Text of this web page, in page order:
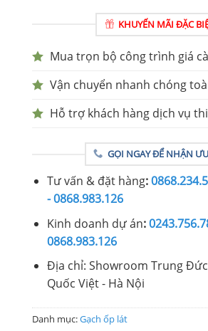
KHUYẾN MÃI ĐẶC
Mua trọn bộ công trình giá
Vận chuyển nhanh chóng
Hỗ trợ khách hàng dịch vụ
GỌI NGAY ĐỂ NHẬN
Tư vấn & đặt hàng:
- 0868.983.126
Kinh doanh dự án:
0868.983.126
Địa chỉ: Showroom Trung
Quốc Việt - Hà Nội
Danh mục:Gạch ốp lát